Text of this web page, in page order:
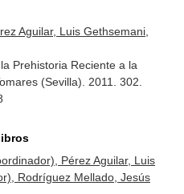
Aguilar, Luis Gethsemani,
Prehistoria Reciente a la
(Sevilla). 2011. 302.
Pérez Aguilar, Luis
Rodríguez Mellado, Jesús